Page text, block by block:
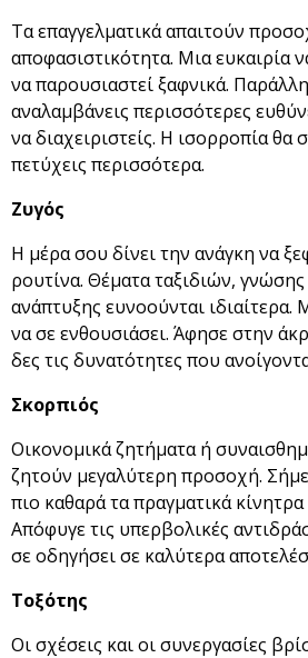
Τα επαγγελματικά απαιτούν
αποφασιστικότητα. Μια ευκαιρία
να παρουσιαστεί ξαφνικά.
αναλαμβάνεις περισσότερες
να διαχειριστείς. Η ισορροπία θα
πετύχεις περισσότερα.
Ζυγός
Η μέρα σου δίνει την ανάγκη να
ρουτίνα. Θέματα ταξιδιών,
ανάπτυξης ευνοούνται ιδιαίτερα.
να σε ενθουσιάσει. Άφησε στην
δες τις δυνατότητες που
Σκορπιός
Οικονομικά ζητήματα ή
ζητούν μεγαλύτερη προσοχή.
πιο καθαρά τα πραγματικά
Απόφυγε τις υπερβολικές
σε οδηγήσει σε καλύτερα
Τοξότης
Οι σχέσεις και οι συνεργασίες